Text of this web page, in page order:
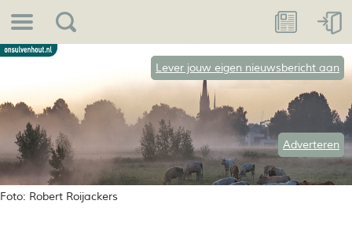
Foto: Robert Roijackers
Lever jouw eigen nieuwsbericht aan
Adverteren